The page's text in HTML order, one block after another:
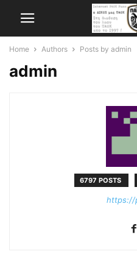
Home Authors Posts by admin
admin
6797 POSTS
https://